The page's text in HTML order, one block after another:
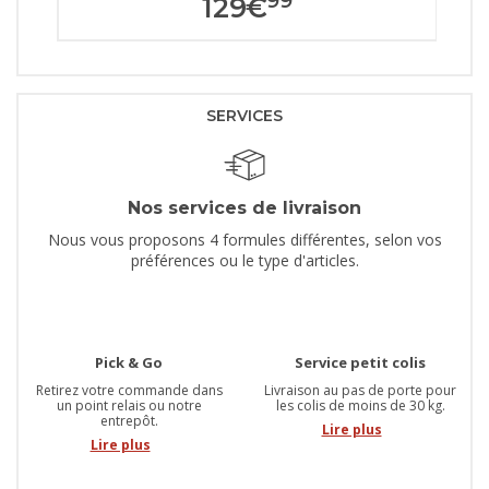
129€
SERVICES
Nos services de livraison
Nous vous proposons 4 formules différentes, selon vos
préférences ou le type d'articles.
Pick & Go
Retirez votre commande dans
un point relais ou notre
entrepôt.
Lire plus
Service petit colis
Livraison au pas de porte pour
les colis de moins de 30 kg.
Lire plus